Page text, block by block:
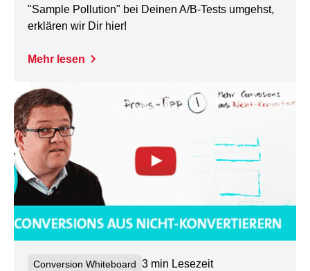
"Sample Pollution" bei Deinen A/B-Tests umgehst,
erklären wir Dir hier!
Mehr lesen
Conversion Whiteboard 3 min Lesezeit